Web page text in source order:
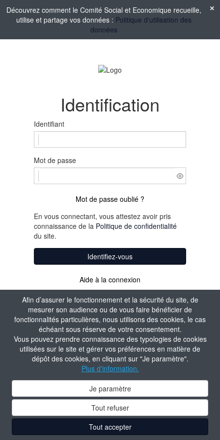
Afin d’assurer le fonctionnement et la sécurité du site, de
mesurer son audience ou de vous faire bénéficier de
fonctionnalités particulières, nous utilisons des cookies, le cas
échéant sous réserve de votre consentement.
Vous pouvez prendre connaissance des typologies de cookies
utilisées sur le site et gérer vos préférences en matière de
dépôt des cookies, en cliquant sur "Je paramètre".
Plus d'information.
Je paramètre
Tout refuser
Tout accepter
Découvrez comment le Comité Social et Economique recueille,
utilise et partage vos données : Politique d'utilisation des
données
Identification
Identifiant
Mot de passe
Mot de passe oublié ?
En vous connectant, vous attestez avoir pris
connaissance de la Politique de confidentialité
du site.
Identifiez-vous
Aide à la connexion